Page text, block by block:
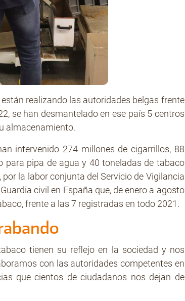
realizando las autoridades belgas frente
se han desmantelado en ese país 5 centros
almacenamiento.
intervenido 274 millones de cigarrillos, 88
para pipa de agua y 40 toneladas de tabaco
la labor conjunta del Servicio de Vigilancia
civil en España que, de enero a agosto
frente a las 7 registradas en todo 2021.
tienen su reflejo en la sociedad y nos
con las autoridades competentes en
que cientos de ciudadanos nos dejan de